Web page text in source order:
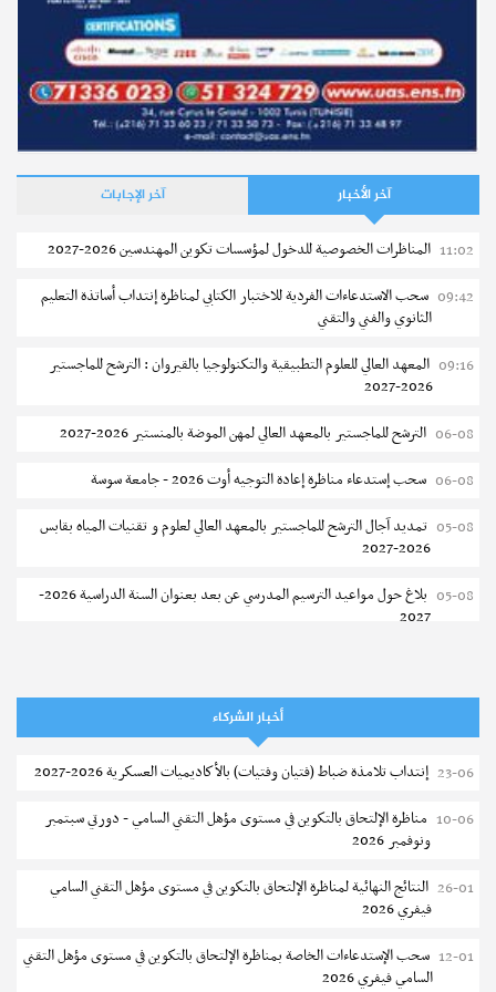
آخر الأخبار آخر الإجابات
11:02 المناظرات الخصوصية للدخول لمؤسسات تكوين المهندسين 2026-2027
09:42 سحب الاستدعاءات الفردية للاختبار الكتابي لمناظرة إنتداب أساتذة التعليم
الثانوي والفني والتقني
09:16 المعهد العالي للعلوم التطبيقية والتكنولوجيا بالقيروان : الترشح للماجستير
2026-2027
06-08 الترشح للماجستير بالمعهد العالي لمهن الموضة بالمنستير 2026-2027
06-08 سحب إستدعاء مناظرة إعادة التوجيه أوت 2026 - جامعة سوسة
05-08 تمديد آجال الترشح للماجستير بالمعهد العالي لعلوم و تقنيات المياه بقابس
2026-2027
05-08
بلاغ حول مواعيد الترسيم المدرسي عن بعد بعنوان السنة الدراسية 2026-
2027
فتح مناظرة لإنتداب عرفاء بسلك الحرس الوطني لسنة 2026
تسجيل طلبة كلية الآداب والفنون والإنسانيات بمنوبة 2026-2027
والثالثة دكتوراه
كلية العلوم الإقتصادية والتصرف بسوسة : الترشح لماجستير مهني جديد
05-08
الترشح للماجستير بالمعهد العالي للرياضة والتربية البدنية بصفاقس 2026-
أخبار الشركاء
23-06 إنتداب تلامذة ضباط (فتيان وفتيات) بالأكاديميات العسكرية 2026-2027
10-06 مناظرة الإلتحاق بالتكوين في مستوى مؤهل التقني السامي - دورتي سبتمبر
ونوفمبر 2026
26-01 النتائج النهائية لمناظرة الإلتحاق بالتكوين في مستوى مؤهل التقني السامي
فيفري 2026
12-01 سحب الإستدعاءات الخاصة بمناظرة الإلتحاق بالتكوين في مستوى مؤهل التقني
السامي فيفري 2026